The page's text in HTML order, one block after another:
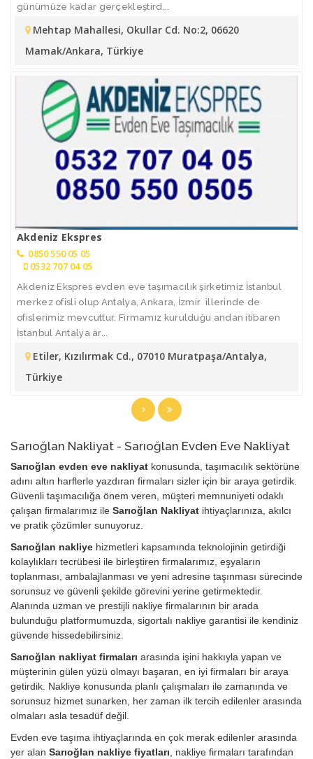
günümüze kadar gerçekleştird...
Mehtap Mahallesi, Okullar Cd. No:2, 06620
Mamak/Ankara, Türkiye
Akdeniz Ekspres
0850 550 05 05
0532 707 04 05
Akdeniz Ekspres evden eve taşımacılık şirketimiz İstanbul
merkez ofisli olup Antalya, Ankara, İzmir illerinde de
ofislerimiz mevcuttur. Firmamız kurulduğu andan itibaren
İstanbul Antalya ar...
Etiler, Kızılırmak Cd., 07010 Muratpaşa/Antalya,
Türkiye
Sarıoğlan Nakliyat - Sarıoğlan Evden Eve Nakliyat
Sarıoğlan evden eve nakliyat konusunda, taşımacılık sektörüne
adını altın harflerle yazdıran firmaları sizler için bir araya getirdik.
Güvenli taşımacılığa önem veren, müşteri memnuniyeti odaklı
çalışan firmalarımız ile Sarıoğlan Nakliyat ihtiyaçlarınıza, akılcı
ve pratik çözümler sunuyoruz.
Sarıoğlan nakliye hizmetleri kapsamında teknolojinin getirdiği
kolaylıkları tecrübesi ile birleştiren firmalarımız, eşyaların
toplanması, ambalajlanması ve yeni adresine taşınması sürecinde
sorunsuz ve güvenli şekilde görevini yerine getirmektedir.
Alanında uzman ve prestijli nakliye firmalarının bir arada
bulunduğu platformumuzda, sigortalı nakliye garantisi ile kendiniz
güvende hissedebilirsiniz.
Sarıoğlan nakliyat firmaları arasında işini hakkıyla yapan ve
müşterinin gülen yüzü olmayı başaran, en iyi firmaları bir araya
getirdik. Nakliye konusunda planlı çalışmaları ile zamanında ve
sorunsuz hizmet sunarken, her zaman ilk tercih edilenler arasında
olmaları asla tesadüf değil.
Evden eve taşıma ihtiyaçlarında en çok merak edilenler arasında
yer alan Sarıoğlan nakliye fiyatları , nakliye firmaları tarafından